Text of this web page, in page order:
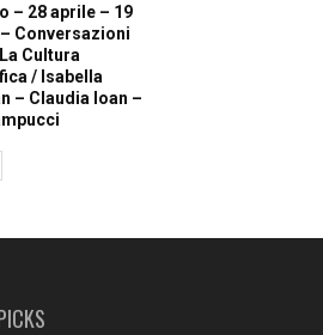
– 28 aprile – 19
Conversazioni
Cultura
/ Isabella
– Claudia Ioan –